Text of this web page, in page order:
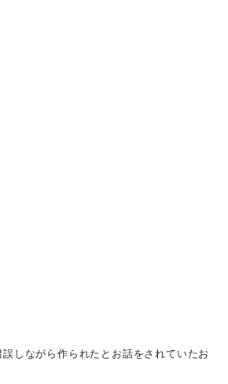
しながら作られたとお話をされていたお